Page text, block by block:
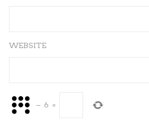
WEBSITE
− 6 =